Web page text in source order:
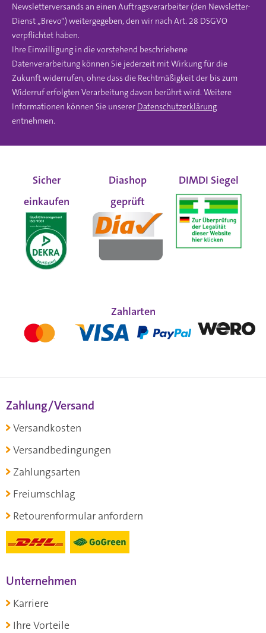
Newsletterversands an einen Auftragsverarbeiter (den Newsletter-
Dienst „Brevo“) weitergegeben, den wir nach Art. 28 DSGVO
verpflichtet haben.
Ihre Einwilligung in die vorstehend beschriebene
Datenverarbeitung können Sie jederzeit mit Wirkung für die
Zukunft widerrufen, ohne dass die Rechtmäßigkeit der bis zum
Widerruf erfolgten Verarbeitung davon berührt wird. Weitere
Informationen können Sie unserer Datenschutzerklärung
entnehmen.
Sicher
einkaufen
Diashop
geprüft
DIMDI Siegel
Zahlarten
Zahlung/Versand
Versandkosten
Versandbedingungen
Zahlungsarten
Freiumschlag
Retourenformular anfordern
Unternehmen
Karriere
Ihre Vorteile